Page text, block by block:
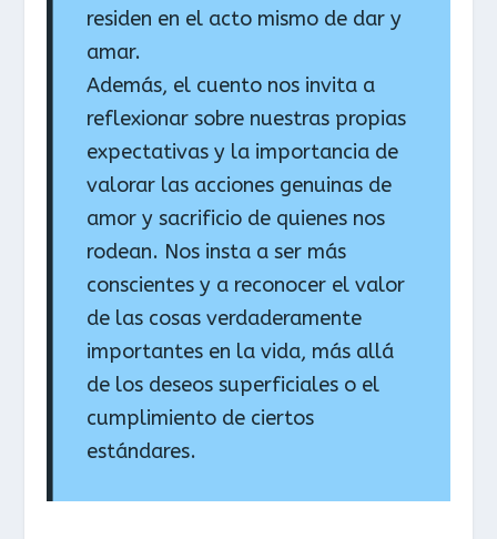
residen en el acto mismo de dar y
amar.
Además, el cuento nos invita a
reflexionar sobre nuestras propias
expectativas y la importancia de
valorar las acciones genuinas de
amor y sacrificio de quienes nos
rodean. Nos insta a ser más
conscientes y a reconocer el valor
de las cosas verdaderamente
importantes en la vida, más allá
de los deseos superficiales o el
cumplimiento de ciertos
estándares.